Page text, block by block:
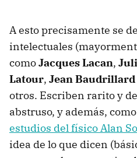
A esto precisamente se
intelectuales
comoJacques Lacan,
Latour, Jean Baudrillard
otros. Escriben rarito y
abstruso, y además, como
estudios del físico Alan
idea de lo que dicen